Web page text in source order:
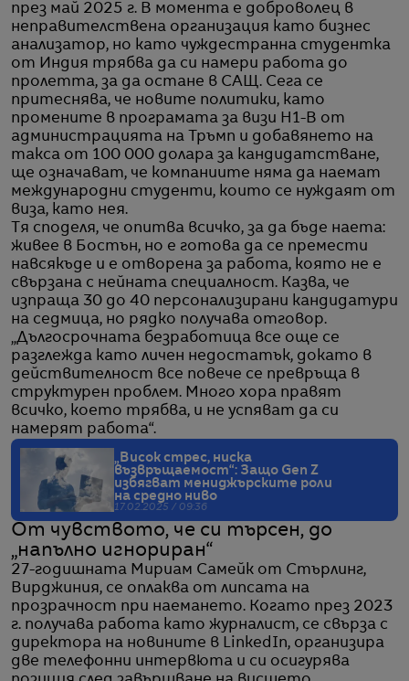
през май 2025 г. В момента е доброволец в
неправителствена организация като бизнес
анализатор, но като чуждестранна студентка
от Индия трябва да си намери работа до
пролетта, за да остане в САЩ. Сега се
притеснява, че новите политики, като
промените в програмата за визи H1-B от
администрацията на Тръмп и добавянето на
такса от 100 000 долара за кандидатстване,
ще означават, че компаниите няма да наемат
международни студенти, които се нуждаят от
виза, като нея.
Тя споделя, че опитва всичко, за да бъде наета:
живее в Бостън, но е готова да се премести
навсякъде и е отворена за работа, която не е
свързана с нейната специалност. Казва, че
изпраща 30 до 40 персонализирани кандидатури
на седмица, но рядко получава отговор.
„Дългосрочната безработица все още се
разглежда като личен недостатък, докато в
действителност все повече се превръща в
структурен проблем. Много хора правят
всичко, което трябва, и не успяват да си
намерят работа“.
„Висок стрес, ниска
възвръщаемост“: Защо Gen Z
избягват мениджърските роли
на средно ниво
17.02.2025 / 09:36
От чувството, че си търсен, до
„напълно игнориран“
27-годишната Мириам Самейк от Стърлинг,
Вирджиния, се оплаква от липсата на
прозрачност при наемането. Когато през 2023
г. получава работа като журналист, се свърза с
директора на новините в LinkedIn, организира
две телефонни интервюта и си осигурява